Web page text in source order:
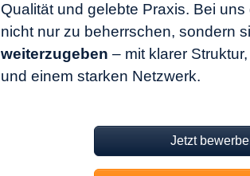
Qualität und gelebte Praxis. Bei
nicht nur zu beherrschen, sondern
weiterzugeben – mit klarer
und einem starken Netzwerk.
Jetzt